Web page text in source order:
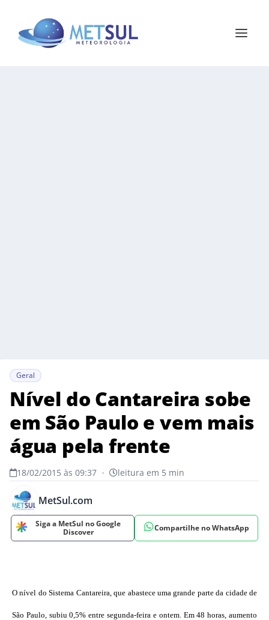
Geral
Nível do Cantareira sobe
em São Paulo e vem mais
água pela frente
18/02/2015 às 09:37 • leitura em 5 min
MetSul.com
Siga a MetSul no Google
Discover
Compartilhe no WhatsApp
O nível do Sistema Cantareira, que abastece uma grande parte da cidade de
São Paulo, subiu 0,5% entre segunda-feira e ontem. Em 48 horas, aumento